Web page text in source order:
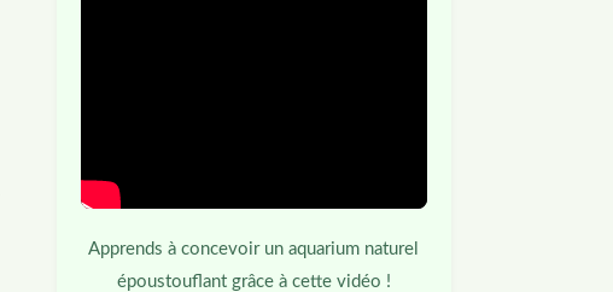
Apprends à concevoir un aquarium naturel
époustouflant grâce à cette vidéo !